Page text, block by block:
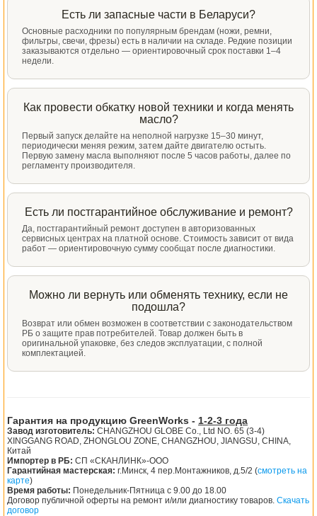
Есть ли запасные части в Беларуси?
Основные расходники по популярным брендам (ножи, ремни,
фильтры, свечи, фрезы) есть в наличии на складе. Редкие позиции
заказываются отдельно — ориентировочный срок поставки 1–4
недели.
Как провести обкатку новой техники и когда менять
масло?
Первый запуск делайте на неполной нагрузке 15–30 минут,
периодически меняя режим, затем дайте двигателю остыть.
Первую замену масла выполняют после 5 часов работы, далее по
регламенту производителя.
Есть ли постгарантийное обслуживание и ремонт?
Да, постгарантийный ремонт доступен в авторизованных
сервисных центрах на платной основе. Стоимость зависит от вида
работ — ориентировочную сумму сообщат после диагностики.
Можно ли вернуть или обменять технику, если не
подошла?
Возврат или обмен возможен в соответствии с законодательством
РБ о защите прав потребителей. Товар должен быть в
оригинальной упаковке, без следов эксплуатации, с полной
комплектацией.
Гарантия на продукцию GreenWorks - 1-2-3 года
Завод изготовитель: CHANGZHOU GLOBE Co., Ltd NO. 65 (3-4)
XINGGANG ROAD, ZHONGLOU ZONE, CHANGZHOU, JIANGSU, CHINA,
Китай
Импортер в РБ: СП «СКАНЛИНК»-ООО
Гарантийная мастерская: г.Минск, 4 пер.Монтажников, д.5/2 (смотреть на
карте)
Время работы: Понедельник-Пятница с 9.00 до 18.00
Договор публичной оферты на ремонт и/или диагностику товаров. Скачать
договор